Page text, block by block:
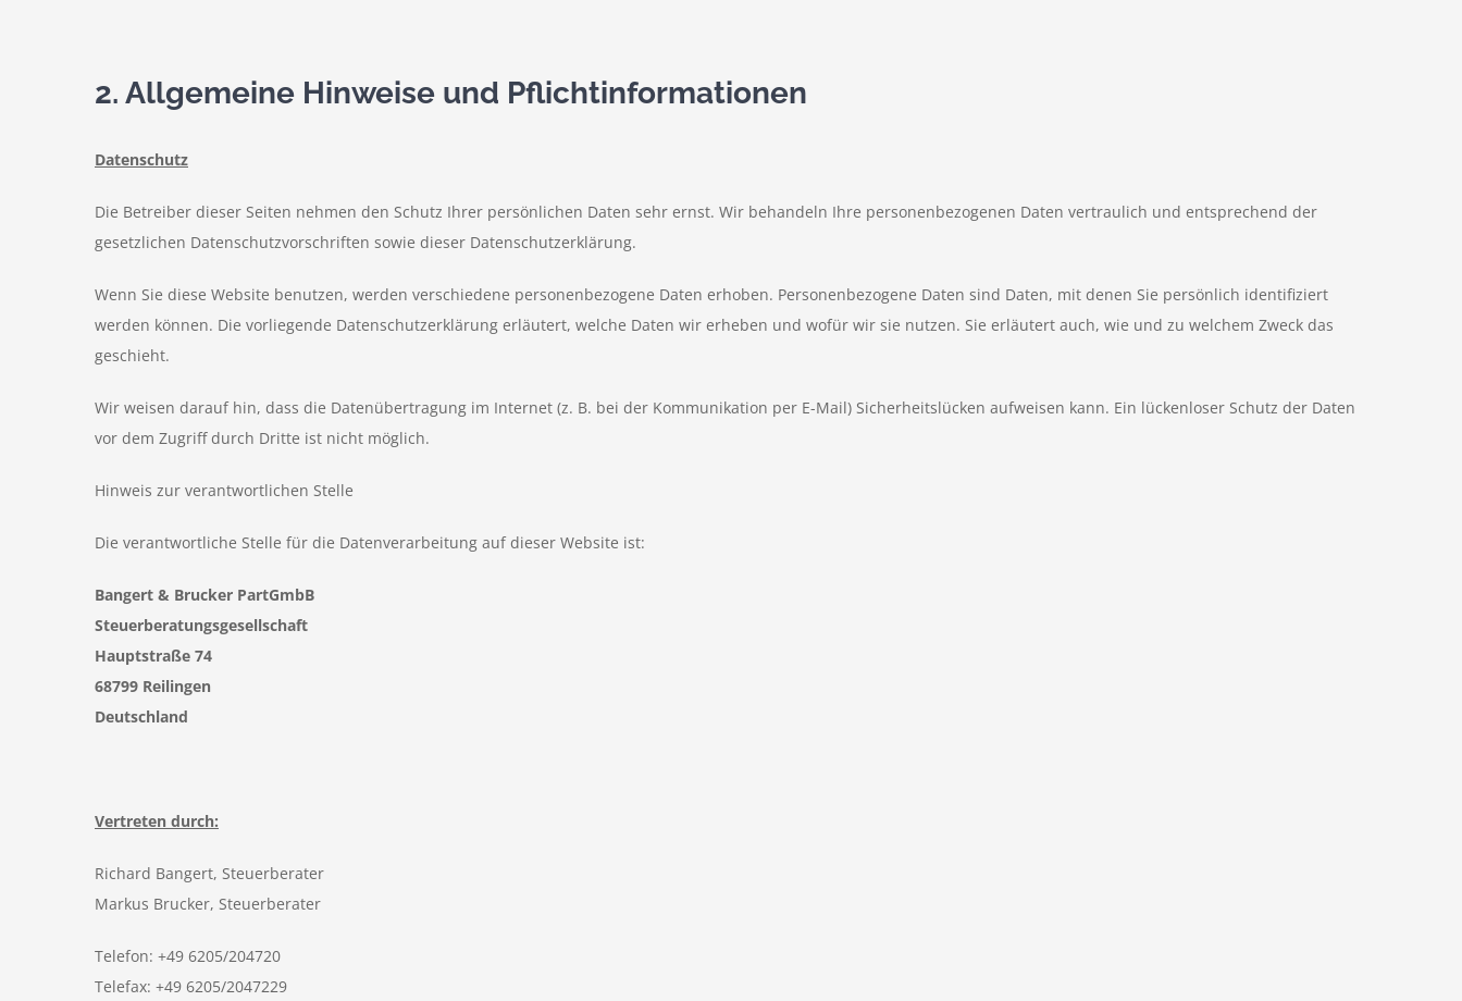
2. Allgemeine Hinweise und Pflichtinformationen
Datenschutz
Die Betreiber dieser Seiten nehmen den Schutz Ihrer persönlichen Daten sehr ernst. Wir behandeln Ihre personenbezogenen Daten vertraulich und entsprechend der
gesetzlichen Datenschutzvorschriften sowie dieser Datenschutzerklärung.
Wenn Sie diese Website benutzen, werden verschiedene personenbezogene Daten erhoben. Personenbezogene Daten sind Daten, mit denen Sie persönlich identifiziert
werden können. Die vorliegende Datenschutzerklärung erläutert, welche Daten wir erheben und wofür wir sie nutzen. Sie erläutert auch, wie und zu welchem Zweck das
geschieht.
Wir weisen darauf hin, dass die Datenübertragung im Internet (z. B. bei der Kommunikation per E-Mail) Sicherheitslücken aufweisen kann. Ein lückenloser Schutz der Daten
vor dem Zugriff durch Dritte ist nicht möglich.
Hinweis zur verantwortlichen Stelle
Die verantwortliche Stelle für die Datenverarbeitung auf dieser Website ist:
Bangert & Brucker PartGmbB
Steuerberatungsgesellschaft
Hauptstraße 74
68799 Reilingen
Deutschland
Vertreten durch:
Richard Bangert, Steuerberater
Markus Brucker, Steuerberater
Telefon: +49 6205/204720
Telefax: +49 6205/2047229